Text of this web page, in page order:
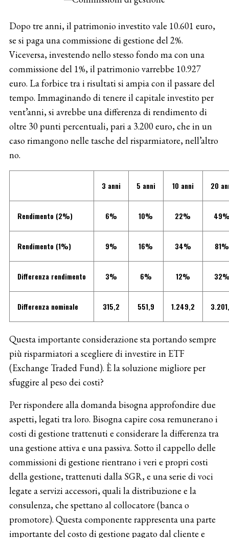
Dopo tre anni, il patrimonio investito vale 10.601 euro,
se si paga una commissione di gestione del 2%.
Viceversa, investendo nello stesso fondo ma con una
commissione del 1%, il patrimonio varrebbe 10.927
euro. La forbice tra i risultati si ampia con il passare del
tempo. Immaginando di tenere il capitale investito per
vent’anni, si avrebbe una differenza di rendimento di
oltre 30 punti percentuali, pari a 3.200 euro, che in un
caso rimangono nelle tasche del risparmiatore, nell’altro
no.
3 anni 5 anni 10 anni 20
Rendimento (2%) 6% 10% 22%
Rendimento (1%) 9% 16% 34% 81%
Differenza rendimento 3% 6% 12%
Differenza nominale 315,2 551,9 1.249,2
Questa importante considerazione sta portando sempre
più risparmiatori a scegliere di investire in ETF
(Exchange Traded Fund). È la soluzione migliore per
sfuggire al peso dei costi?
Per rispondere alla domanda bisogna approfondire due
aspetti, legati tra loro. Bisogna capire cosa remunerano i
costi di gestione trattenuti e considerare la differenza tra
una gestione attiva e una passiva. Sotto il cappello delle
commissioni di gestione rientrano i veri e propri costi
della gestione, trattenuti dalla SGR, e una serie di voci
legate a servizi accessori, quali la distribuzione e la
consulenza, che spettano al collocatore (banca o
promotore). Questa componente rappresenta una parte
importante del costo di gestione pagato dal cliente e